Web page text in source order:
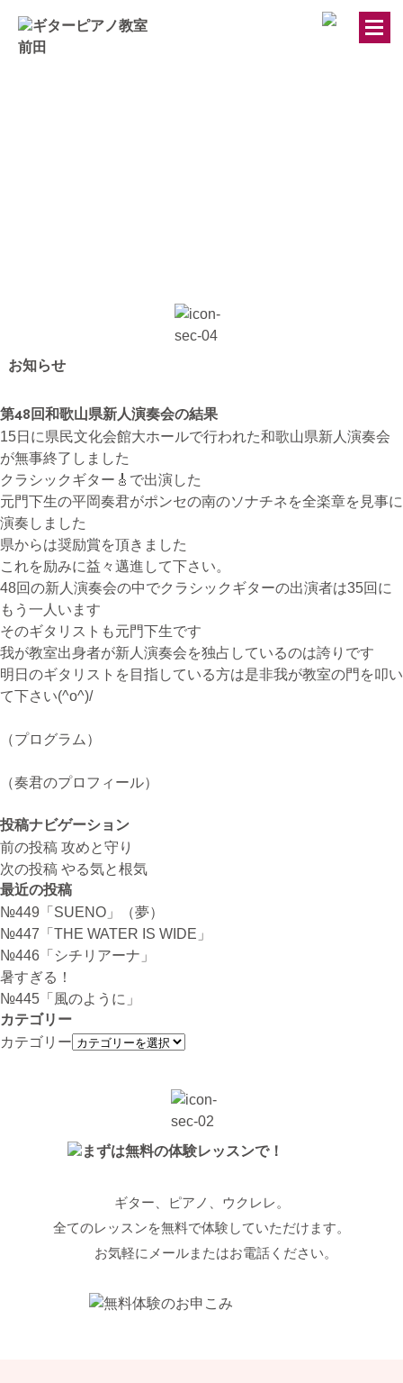
ギター･ウクレレ教室について
TEL
073-454-9137
携帯
090-4764-9331
お知らせ
第48回和歌山県新人演奏会の結果
15日に県民文化会館大ホールで行われた和歌山県新人演奏会
が無事終了しました
クラシックギター🎸で出演した
元門下生の平岡奏君がポンセの南のソナチネを全楽章を見事に
演奏しました
県からは奨励賞を頂きました
これを励みに益々邁進して下さい。
48回の新人演奏会の中でクラシックギターの出演者は35回に
もう一人います
そのギタリストも元門下生です
我が教室出身者が新人演奏会を独占しているのは誇りです
明日のギタリストを目指している方は是非我が教室の門を叩い
て下さい(^o^)/
（プログラム）
（奏君のプロフィール）
投稿ナビゲーション
前の投稿 攻めと守り
次の投稿 やる気と根気
最近の投稿
№449「SUENO」（夢）
№447「THE WATER IS WIDE」
№446「シチリアーナ」
暑すぎる！
№445「風のように」
カテゴリー
カテゴリー
ギター、ピアノ、ウクレレ。
全てのレッスンを無料で体験していただけます。
お気軽にメールまたはお電話ください。